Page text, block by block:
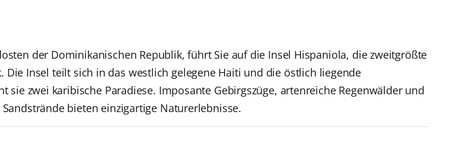
der Dominikanischen Republik, führt Sie auf die Insel Hispaniola, die zweitgrößte
Die Insel teilt sich in das westlich gelegene Haiti und die östlich liegende
sie zwei karibische Paradiese. Imposante Gebirgszüge, artenreiche Regenwälder und
bieten einzigartige Naturerlebnisse.